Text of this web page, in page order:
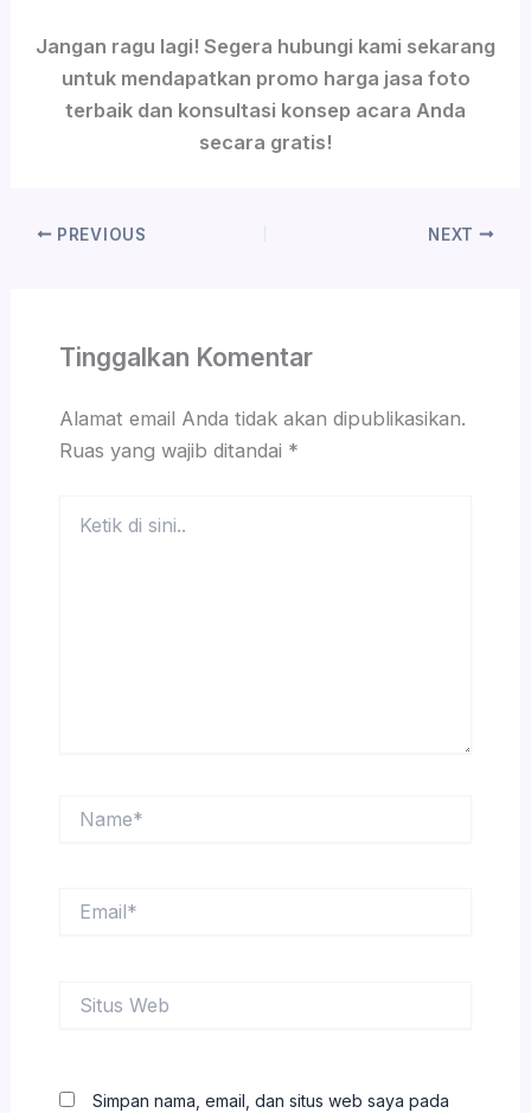
Jangan ragu lagi! Segera hubungi kami sekarang
untuk mendapatkan promo harga jasa foto
terbaik dan konsultasi konsep acara Anda
secara gratis!
PREVIOUS NEXT
Tinggalkan Komentar
Alamat email Anda tidak akan dipublikasikan.
Ruas yang wajib ditandai *
Web
Simpan nama, email, dan situs web saya pada